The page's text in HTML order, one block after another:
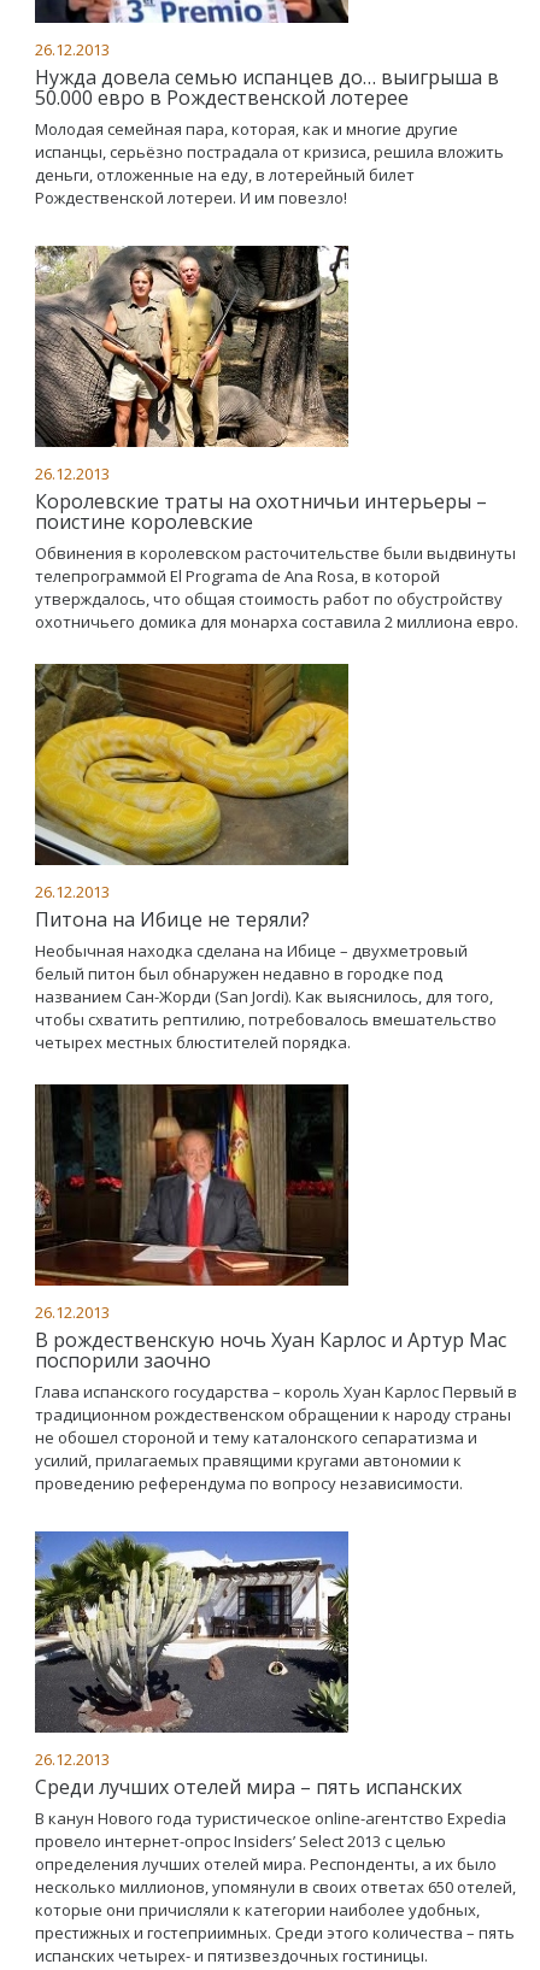
26.12.2013
Нужда довела семью испанцев до… выигрыша в
50.000 евро в Рождественской лотерее
Молодая семейная пара, которая, как и многие другие
испанцы, серьёзно пострадала от кризиса, решила вложить
деньги, отложенные на еду, в лотерейный билет
Рождественской лотереи. И им повезло!
26.12.2013
Королевские траты на охотничьи интерьеры –
поистине королевские
Обвинения в королевском расточительстве были выдвинуты
телепрограммой El Programa de Ana Rosa, в которой
утверждалось, что общая стоимость работ по обустройству
охотничьего домика для монарха составила 2 миллиона евро.
26.12.2013
Питона на Ибице не теряли?
Необычная находка сделана на Ибице – двухметровый
белый питон был обнаружен недавно в городке под
названием Сан-Жорди (San Jordi). Как выяснилось, для того,
чтобы схватить рептилию, потребовалось вмешательство
четырех местных блюстителей порядка.
26.12.2013
В рождественскую ночь Хуан Карлос и Артур Мас
поспорили заочно
Глава испанского государства – король Хуан Карлос Первый в
традиционном рождественском обращении к народу страны
не обошел стороной и тему каталонского сепаратизма и
усилий, прилагаемых правящими кругами автономии к
проведению референдума по вопросу независимости.
26.12.2013
Среди лучших отелей мира – пять испанских
В канун Нового года туристическое online-агентство Expedia
провело интернет-опрос Insiders’ Select 2013 с целью
определения лучших отелей мира. Респонденты, а их было
несколько миллионов, упомянули в своих ответах 650 отелей,
которые они причисляли к категории наиболее удобных,
престижных и гостеприимных. Среди этого количества – пять
испанских четырех- и пятизвездочных гостиницы.